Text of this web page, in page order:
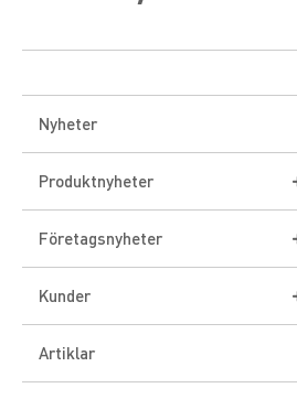
Nyheter
Produktnyheter
Icom
DAMM
Företagsnyheter
Event
Danmark
Kunder
Tetra-system
Artiklar